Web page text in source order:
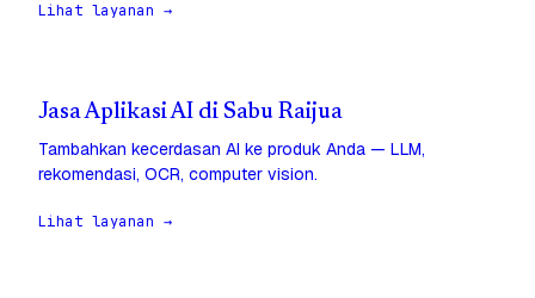
Lihat layanan →
Jasa Aplikasi AI di Sabu Raijua
Tambahkan kecerdasan AI ke produk Anda — LLM,
rekomendasi, OCR, computer vision.
Lihat layanan →